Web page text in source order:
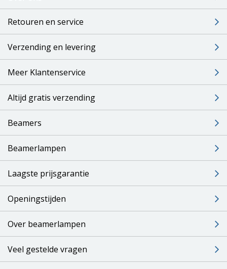
Retouren en service
Verzending en levering
Meer Klantenservice
Altijd gratis verzending
Beamers
Beamerlampen
Laagste prijsgarantie
Openingstijden
Over beamerlampen
Veel gestelde vragen